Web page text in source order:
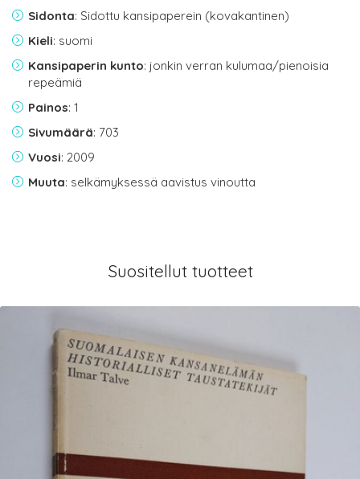
Sidonta: Sidottu kansipaperein (kovakantinen)
Kieli: suomi
Kansipaperin kunto: jonkin verran kulumaa/pienoisia
repeämiä
Painos: 1
Sivumäärä: 703
Vuosi: 2009
Muuta: selkämyksessä aavistus vinoutta
Suositellut tuotteet